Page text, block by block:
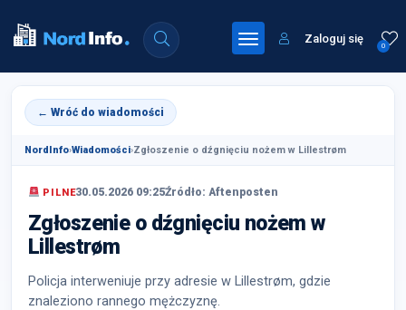
0
Zaloguj się
← Wróć do wiadomości
NordInfo›Wiadomości›Zgłoszenie o dźgnięciu nożem w Lillestrøm
PILNE30.05.2026 09:25Źródło: Aftenposten
Zgłoszenie o dźgnięciu nożem w
Lillestrøm
Policja interweniuje przy adresie w Lillestrøm, gdzie
znaleziono rannego mężczyznę.